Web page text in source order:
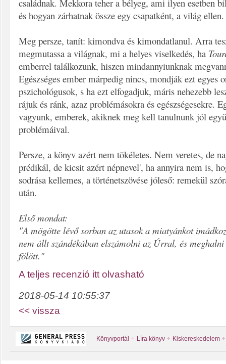
családnak. Mekkora teher a bélyeg, ami ilyen esetben
és hogyan zárhatnak össze egy csapatként, a világ
Meg persze, tanít: kimondva és kimondatlanul. Arra
megmutassa a világnak, mi a helyes viselkedés, ha
emberrel találkozunk, hiszen mindannyiunknak
Egészséges ember márpedig nincs, mondják ezt egyes
pszichológusok, s ha ezt elfogadjuk, máris nehezebb
rájuk és ránk, azaz problémásokra és egészségesekre.
vagyunk, emberek, akiknek meg kell tanulnunk jól
problémáival.
Persze, a könyv azért nem tökéletes. Nem veretes, de
prédikál, de kicsit azért népnevel', ha annyira nem is,
sodrása kellemes, a történetszövése jóleső: remekül
után.
Első mondat:
"A mögötte lévő sorban az utasok a miatyánkot
nem állt szándékában elszámolni az Úrral, és
fölött."
A teljes recenzió itt olvasható
2018-05-14 10:55:37
<< vissza
Könyvportál Líra könyv Kiskereskedelem